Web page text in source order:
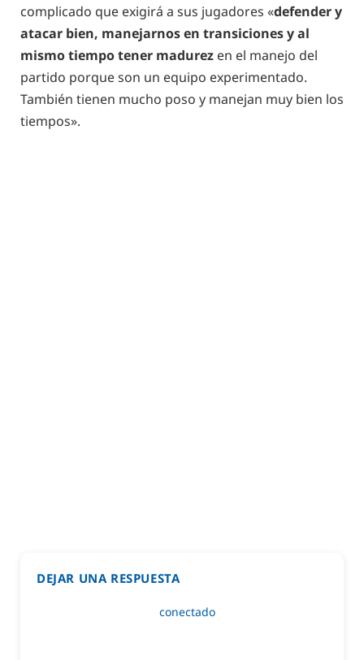
complicado que exigirá a sus jugadores «defender y
atacar bien, manejarnos en transiciones y al
mismo tiempo tener madurez en el manejo del
partido porque son un equipo experimentado.
También tienen mucho poso y manejan muy bien los
tiempos».
DEJAR UNA RESPUESTA
conectado